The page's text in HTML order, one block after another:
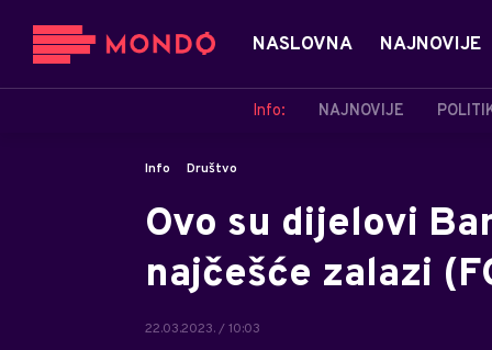
NASLOVNA NAJNOVIJE
Info: NAJNOVIJE
Info Društvo
Ovo su dijelovi
najčešće zalazi
22.03.2023. / 10:03